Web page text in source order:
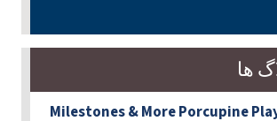
ها
Milestones & More Porcupine